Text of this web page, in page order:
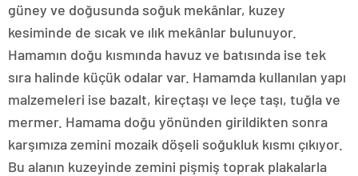
güney ve doğusunda soğuk mekânlar, kuzey
kesiminde de sıcak ve ılık mekânlar bulunuyor.
Hamamın doğu kısmında havuz ve batısında ise tek
sıra halinde küçük odalar var. Hamamda kullanılan yapı
malzemeleri ise bazalt, kireçtaşı ve leçe taşı, tuğla ve
mermer. Hamama doğu yönünden girildikten sonra
karşımıza zemini mozaik döşeli soğukluk kısmı çıkıyor.
Bu alanın kuzeyinde zemini pişmiş toprak plakalarla